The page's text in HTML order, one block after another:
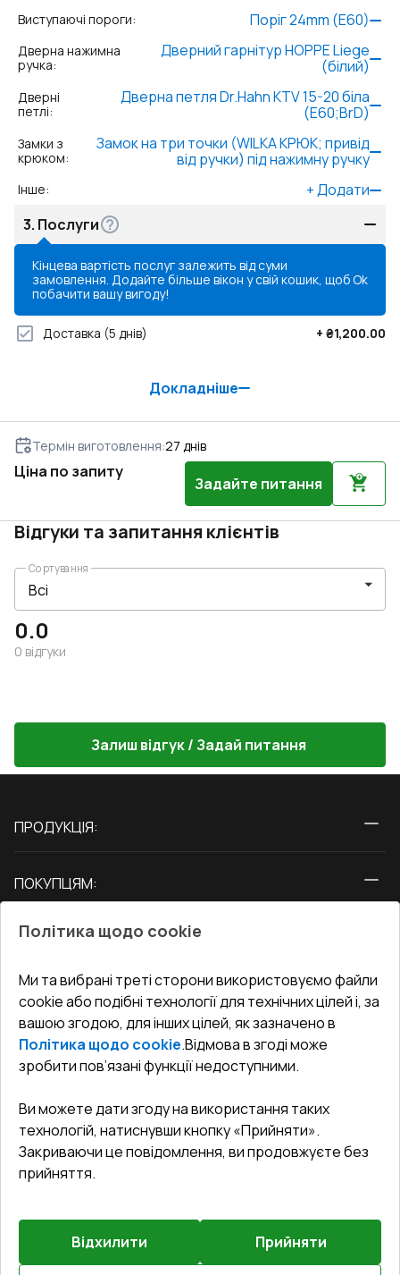
Виступаючі пороги: Поріг 24mm (E60)
Дверна нажимна
ручка:
Дверний гарнітур HOPPE Liege
(білий)
Дверні
петлі:
Дверна петля Dr.Hahn KTV 15-20 біла
(Е60;BrD)
Замки з
крюком:
Замок на три точки (WILKA КРЮК; привід
від ручки) під нажимну ручку
Інше: +Додати
3. Послуги
Кінцева вартість послуг залежить від суми
замовлення. Додайте більше вікон у свій кошик, щоб
побачити вашу вигоду!
Ok
Доставка (5 днів) + ₴1,200.00
Докладніше
Термін виготовлення:27 днів
Ціна по запиту
Задайте питання
Відгуки та запитання клієнтів
0.0
0 відгуки
Сортування
Залиш відгук / Задай питання
ПРОДУКЦІЯ:
Двері
ПОКУПЦЯМ:
Блог
Адреса гіпермаркета
Як правильно заміряти вікна
СЕРВІС ТА ОБЛУГОВУВАННЯ:
Доставка і Оплата
Гарантія та Сервіс
Повернення товару
Договір публічної оферти
КОНТАКТИ
Офіс:Україна, м. Вінниця, вул. Келецька 60 кв. 61
undefined(undefined)
©2026 Всі права захищені.
Сайт створено на платформіVitrager.com.
Політика щодо cookie
Ми та вибрані треті сторони використовуємо файли
cookie або подібні технології для технічних цілей і, за
вашою згодою, для інших цілей, як зазначено в
Політика щодо cookie.Відмова в згоді може
зробити пов’язані функції недоступними.
Ви можете дати згоду на використання таких
технологій, натиснувши кнопку «Прийняти».
Закриваючи це повідомлення, ви продовжуєте без
прийняття.
Відхилити Прийняти